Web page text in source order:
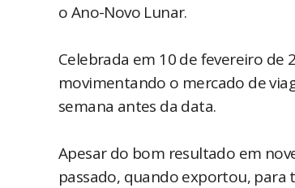
o Ano-Novo Lunar.
Celebrada em 10 de fevereiro de
movimentando o mercado de
semana antes da data.
Apesar do bom resultado em
passado, quando exportou,